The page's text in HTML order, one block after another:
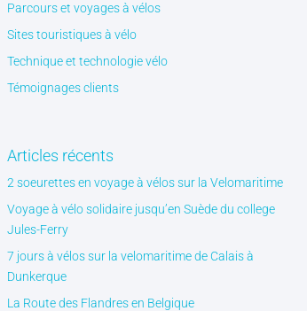
Parcours et voyages à vélos
Sites touristiques à vélo
Technique et technologie vélo
Témoignages clients
Articles récents
2 soeurettes en voyage à vélos sur la Velomaritime
Voyage à vélo solidaire jusqu’en Suède du college
Jules-Ferry
7 jours à vélos sur la velomaritime de Calais à
Dunkerque
La Route des Flandres en Belgique